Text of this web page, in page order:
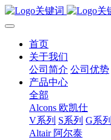
首页
关于我们
公司简介 公司优势
产品中心
全部
Alcons 欧凯仕
V系列 S系列 G系列
Altair 阿尔泰